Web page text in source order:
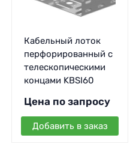
Кабельный лоток
перфорированный с
телескопическими
концами KBSI60
Цена по запросу
Добавить в заказ